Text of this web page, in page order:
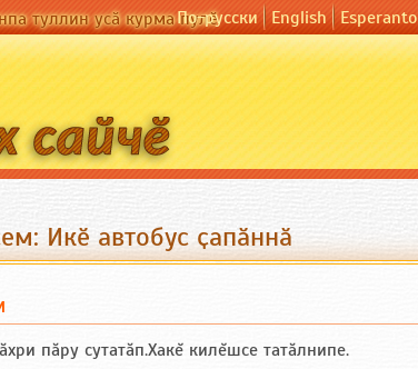
туллин усӑ курма пулӗПо-русски English Esperanto
Икӗ автобус ҫапӑннӑ
пăру сутатăп.Хакĕ килĕшсе татăлнипе.